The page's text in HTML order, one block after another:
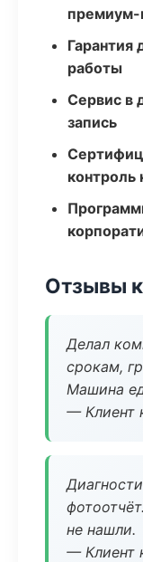
премиум-
Гарантия
работы
Сервис в
запись
контроль
Отзывы
Делал
срокам,
Машина
— Клиент
не нашли.
— Клиент